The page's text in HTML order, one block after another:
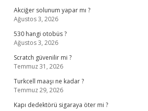
Akciğer solunum yapar mı ?
Ağustos 3, 2026
530 hangi otobüs ?
Ağustos 3, 2026
Scratch güvenilir mi ?
Temmuz 31, 2026
Turkcell maaşı ne kadar ?
Temmuz 29, 2026
Kapı dedektörü sigaraya öter mi ?